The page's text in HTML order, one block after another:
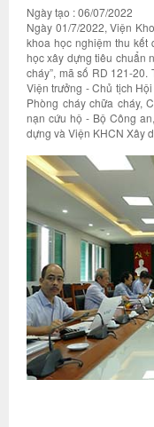
Ngày tạo : 06/07/2022
Ngày 01/7/2022, Viện
khoa học nghiệm thu kết
học xây dựng tiêu chuẩn
cháy”, mã số RD 121-
Viện trưởng - Chủ tịch
Phòng cháy chữa cháy,
nạn cứu hộ - Bộ Công
dựng và Viện KHCN Xây